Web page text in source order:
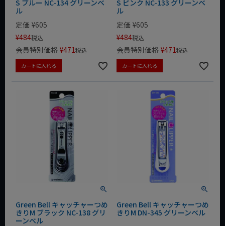
S ブルー NC-134 グリーンベ
ル
定価 ¥605
¥484税込
会員特別価格 ¥471税込
カートに入れる
S ピンク NC-133 グリーンベ
ル
定価 ¥605
¥484税込
会員特別価格 ¥471税込
カートに入れる
Green Bell キャッチャーつめ
きりM ブラック NC-138 グリ
ーンベル
Green Bell キャッチャーつめ
きりM DN-345 グリーンベル